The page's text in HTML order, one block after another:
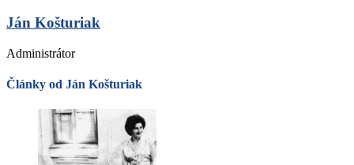
Ján Košturiak
Administrátor
Články od Ján Košturiak